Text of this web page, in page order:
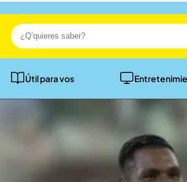
Útil para vos